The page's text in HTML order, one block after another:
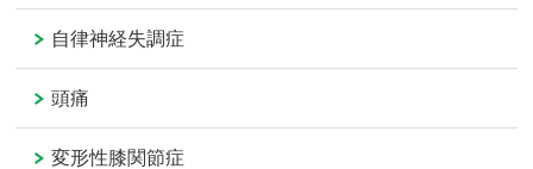
自律神経失調症
頭痛
変形性膝関節症